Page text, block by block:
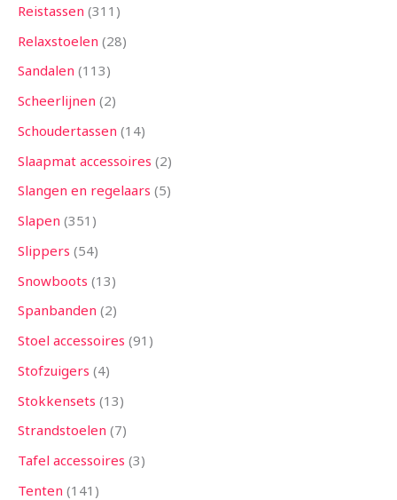
Reistassen 311
Relaxstoelen 28
Sandalen 113
Scheerlijnen 2
Schoudertassen 14
Slaapmat accessoires 2
Slangen en regelaars 5
Slapen 351
Slippers 54
Snowboots 13
Spanbanden 2
Stoel accessoires 91
Stofzuigers 4
Stokkensets 13
Strandstoelen 7
Tafel accessoires 3
Tenten 141